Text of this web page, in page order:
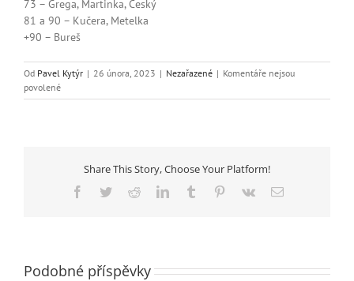
73 – Grega, Martinka, Český
81 a 90 – Kučera, Metelka
+90 – Bureš
Od Pavel Kytýr | 26 února, 2023 | Nezařazené | Komentáře nejsou
povolenéu
textu
kolo
Share This Story, Choose Your Platform!
Facebook
TwitterRedditLinkedInTumblr Pinterest
Vk
E-
Podobné příspěvky